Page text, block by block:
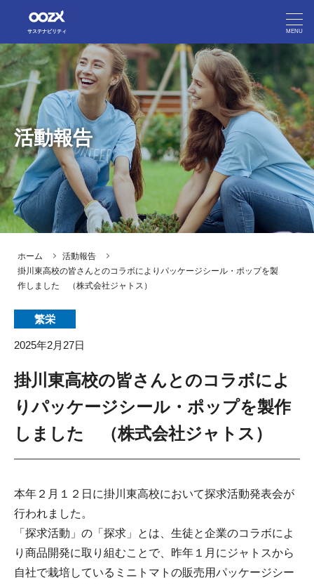
サステナビリティ
フジオーゼックスのマテリアリティ
People（人間）
Prosperity（繁栄）
Planet（地球）
活動報告
企業サイト
MENU
活動報告
ホーム
活動報告
掛川東高校の皆さんとのコラボによりパッケージシール・ポップを製
作しました （株式会社ジャトス）
繁栄
2025年2月27日
掛川東高校の皆さんとのコラボによ
りパッケージシール・ポップを製作
しました （株式会社ジャトス）
本年２月１２日に掛川東高校において探求活動発表会が
行われました。
「探求活動」の「探求」とは、生徒と企業のコラボによ
り商品開発に取り組むことで、昨年１月にジャトスから
自社で栽培しているミニトマトの販売用パッケージシー
フジオーゼックスのマテリアリティ
People（人間）
Prosperity（繁栄）
Planet（地球）
活動報告